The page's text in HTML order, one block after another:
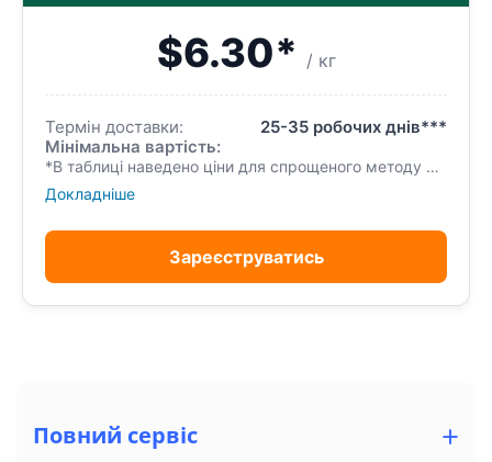
$6.30* / кг
Термін доставки:
25-35 робочих днів***
Мінімальна вартість:
*В таблиці наведено ціни для спрощеного методу реєстрації посилки. Спрощений метод найкраще використовувати для відправки одного замовлення. Одне вхідне замовлення=одна вихідна посилка. Немає можливості консолідувати (об’єднувати) та розконсолідувати (розділяти) ваші замовлення, а також неможливо замовляти додаткові послуги. Після отримання ми відправляємо вхідне замовлення без перепакування.
Докладніше
Зареєструватись
Повний сервіс +